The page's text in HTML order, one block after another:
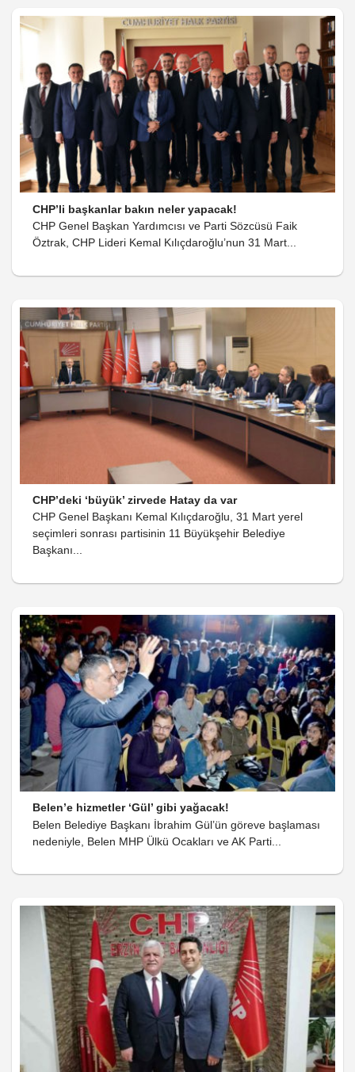
CHP’li başkanlar bakın neler yapacak!
CHP Genel Başkan Yardımcısı ve Parti Sözcüsü Faik
Öztrak, CHP Lideri Kemal Kılıçdaroğlu’nun 31 Mart...
CHP’deki ‘büyük’ zirvede Hatay da var
CHP Genel Başkanı Kemal Kılıçdaroğlu, 31 Mart yerel
seçimleri sonrası partisinin 11 Büyükşehir Belediye
Başkanı...
Belen’e hizmetler ‘Gül’ gibi yağacak!
Belen Belediye Başkanı İbrahim Gül’ün göreve başlaması
nedeniyle, Belen MHP Ülkü Ocakları ve AK Parti...